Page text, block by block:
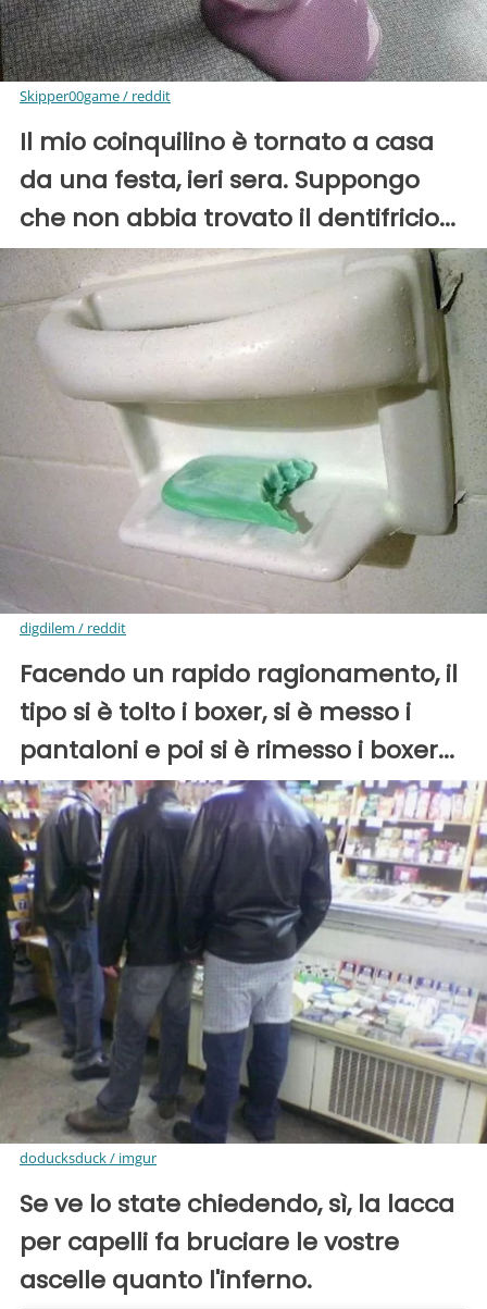
Skipper00game / reddit
Il mio coinquilino è tornato a casa
da una festa, ieri sera. Suppongo
che non abbia trovato il dentifricio...
digdilem / reddit
Facendo un rapido ragionamento, il
tipo si è tolto i boxer, si è messo i
pantaloni e poi si è rimesso i boxer...
doducksduck / imgur
Se ve lo state chiedendo, sì, la lacca
per capelli fa bruciare le vostre
ascelle quanto l'inferno.